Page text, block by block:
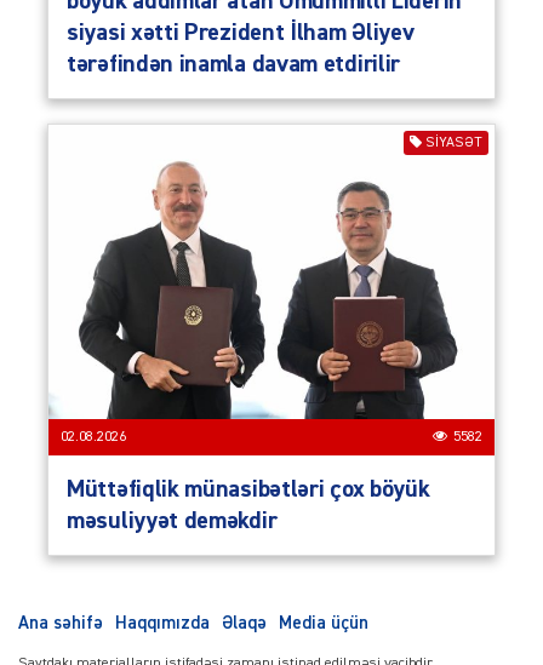
siyasi xətti Prezident İlham Əliyev
tərəfindən inamla davam etdirilir
SIYASƏT
02.08.2026 5582
Müttəfiqlik münasibətləri çox böyük
məsuliyyət deməkdir
Ana səhifə Haqqımızda Əlaqə Media üçün